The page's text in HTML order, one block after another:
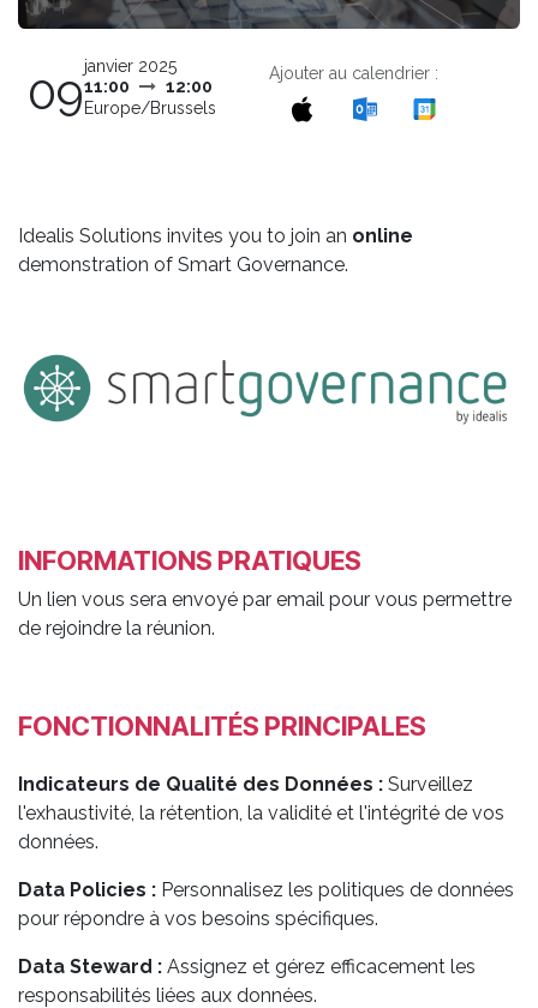
09janvier 2025
11:00
12:00
Europe/Brussels
Ajouter au calendrier :
Idealis Solutions invites you to join an online
demonstration of Smart Governance.
INFORMATIONS PRATIQUES
Un lien vous sera envoyé par email pour vous permettre
de rejoindre la réunion.
FONCTIONNALITÉS PRINCIPALES
Indicateurs de Qualité des Données : Surveillez
l'exhaustivité, la rétention, la validité et l'intégrité de vos
données.
Data Policies : Personnalisez les politiques de données
pour répondre à vos besoins spécifiques.
Data Steward : Assignez et gérez efficacement les
responsabilités liées aux données.